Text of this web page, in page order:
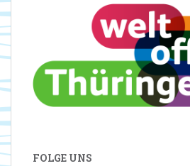
FOLGE UNS